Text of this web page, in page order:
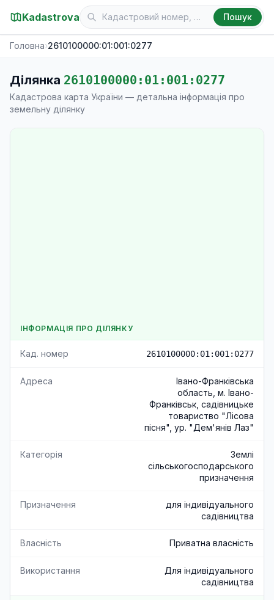
Kadastrova Пошук
Головна›2610100000:01:001:0277
Ділянка 2610100000:01:001:0277
Кадастрова карта України — детальна інформація про
земельну ділянку
ІНФОРМАЦІЯ ПРО ДІЛЯНКУ
Кад. номер 2610100000:01:001:0277
Адреса
Івано-Франківська
область, м. Івано-
Франківськ, садівницьке
товариство "Лісова
пісня", ур. "Дем'янів Лаз"
Категорія
Землі
сільськогосподарського
призначення
Призначення
для індивідуального
садівництва
Власність Приватна власність
Використання
Для індивідуального
садівництва